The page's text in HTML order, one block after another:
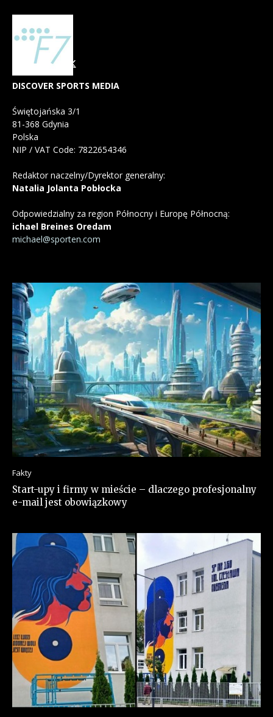
DISCOVER SPORTS MEDIA
Świętojańska 3/1
81-368 Gdynia
Polska
NIP / VAT Code: 7822654346
Redaktor naczelny/Dyrektor generalny:
Natalia Jolanta Pobłocka
Odpowiedzialny za region Północny i Europę Północną:
ichael Breines Oredam
michael@sporten.com
Fakty
Start-upy i firmy w mieście – dlaczego profesjonalny
e-mail jest obowiązkowy